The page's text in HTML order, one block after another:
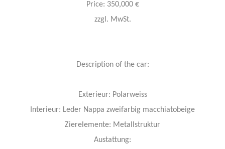
Price: 350,000 €
zzgl. MwSt.
Description of the car:
Exterieur: Polarweiss
Interieur: Leder Nappa zweifarbig macchiatobeige
Zierelemente: Metallstruktur
Austattung: